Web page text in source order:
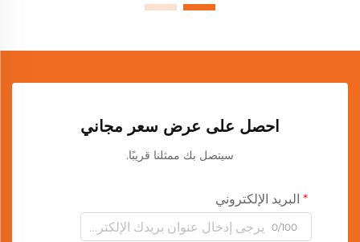
احصل على عرض سعر مجاني
سيتصل بك ممثلنا قريبًا.
البريد الإلكتروني
0/100